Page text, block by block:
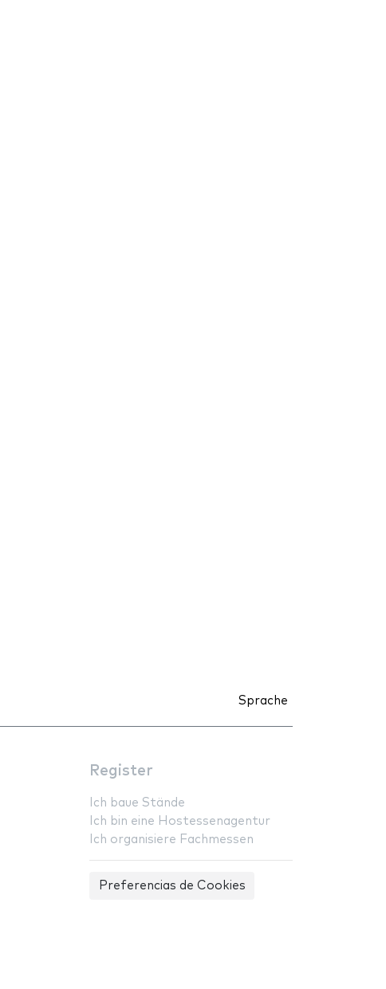
Sprache
Register
Ich baue Stände
Ich bin eine Hostessenagentur
Ich organisiere Fachmessen
Preferencias de Cookies